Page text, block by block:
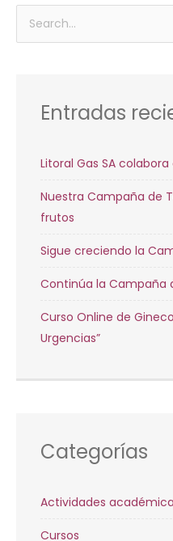
Buscar
por:
Entradas
Litoral Gas SA
Nuestra Campaña de
frutos
Sigue creciendo la
Continúa la Campaña
Curso Online de
Urgencias”
Categorías
Actividades
Cursos
Archivos